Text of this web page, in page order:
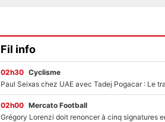
Fil info
02h30 Cyclisme
02h00 Mercato Football